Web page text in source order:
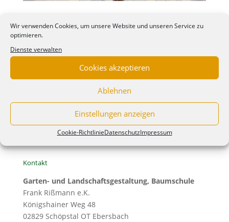
Wir verwenden Cookies, um unsere Website und unseren Service zu
optimieren.
Dienste verwalten
Cookies akzeptieren
Ablehnen
Einstellungen anzeigen
Cookie-RichtlinieDatenschutzImpressum
Kontakt
Garten- und Landschaftsgestaltung, Baumschule
Frank Rißmann e.K.
Königshainer Weg 48
02829 Schöpstal OT Ebersbach